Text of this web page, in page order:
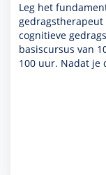
Leg het
gedrags­thera­peut
cogni­tieve
basis­cursus van
100 uur. Nadat je